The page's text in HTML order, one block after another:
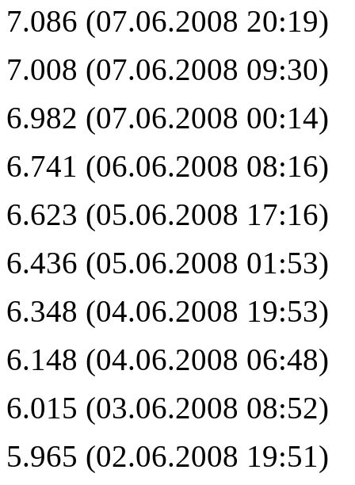
7.086 (07.06.2008 20:19)
7.008 (07.06.2008 09:30)
6.982 (07.06.2008 00:14)
6.741 (06.06.2008 08:16)
6.623 (05.06.2008 17:16)
6.436 (05.06.2008 01:53)
6.348 (04.06.2008 19:53)
6.148 (04.06.2008 06:48)
6.015 (03.06.2008 08:52)
5.965 (02.06.2008 19:51)